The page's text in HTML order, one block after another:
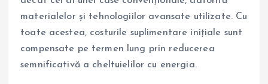
materialelor și tehnologiilor avansate utilizate. Cu
toate acestea, costurile suplimentare inițiale sunt
compensate pe termen lung prin reducerea
semnificativă a cheltuielilor cu energia.